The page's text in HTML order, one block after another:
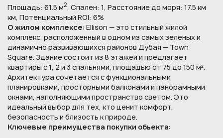
Площадь: 61.5 м2, Спален: 1, Расстояние до моря: 17.5 км
км, Потенциальный ROI: 6%
О жилом комплексе: Ellison — это стильный жилой
комплекс, расположенный в одном из самых зеленых и
динамично развивающихся районов Дубая — Town
Square. Здание состоит из 8 этажей и предлагает
квартиры с 1, 2 и 3 спальнями, площадью от 75 до 150 м².
Архитектура сочетается с функциональными
планировками, просторными балконами и панорамными
окнами, наполняющими пространство светом. Это
идеальный выбор для тех, кто ценит комфорт,
безопасность и близость к природе.
Ключевые преимущества покупки объекта: